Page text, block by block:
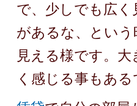
で、少しでも広
があるな、とい
見える様です。
く感じる事もある